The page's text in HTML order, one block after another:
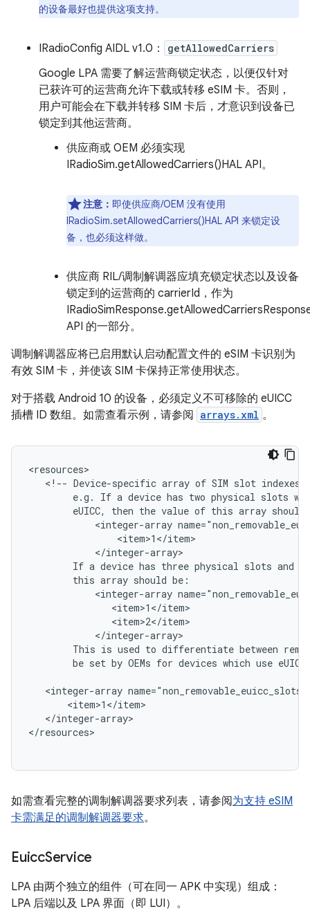
的设备最好也提供这项支持。
IRadioConfig AIDL v1.0： getAllowedCarriers
Google LPA 需要了解运营商锁定状态，以便仅针对
已获许可的运营商允许下载或转移 eSIM 卡。否则，
用户可能会在下载并转移 SIM 卡后，才意识到设备已
锁定到其他运营商。
供应商或 OEM 必须实现
IRadioSim.getAllowedCarriers()HAL API。
注意： 即使供应商/OEM 没有使用
IRadioSim.setAllowedCarriers()HAL API 来锁定设
备，也必须这样做。
供应商 RIL/调制解调器应填充锁定状态以及设备
锁定到的运营商的 carrierId，作为
API 的一部分。
调制解调器应将已启用默认启动配置文件的 eSIM 卡识别为
有效 SIM 卡，并使该 SIM 卡保持正常使用状态。
对于搭载 Android 10 的设备，必须定义不可移除的 eUICC
插槽 ID 数组。如需查看示例，请参阅
arrays.xml 。
<resources>
<!-- Device-specific array of SIM slot indexes
e.g. If a device has two physical slots
eUICC, then the value of this array should
<integer-array
                <item>1</item>
            </integer-array>
If a device has three physical slots and
        this array should be:
<integer-array
               <item>1</item>
               <item>2</item>
            </integer-array>
This is used to differentiate between
be set by OEMs for devices which use
<integer-array
       <item>1</item>
   </integer-array>
</resources>
如需查看完整的调制解调器要求列表，请参阅为支持 eSIM
卡需满足的调制解调器要求。
EuiccService
LPA 由两个独立的组件（可在同一 APK 中实现）组成：
LPA 后端以及 LPA 界面（即 LUI）。